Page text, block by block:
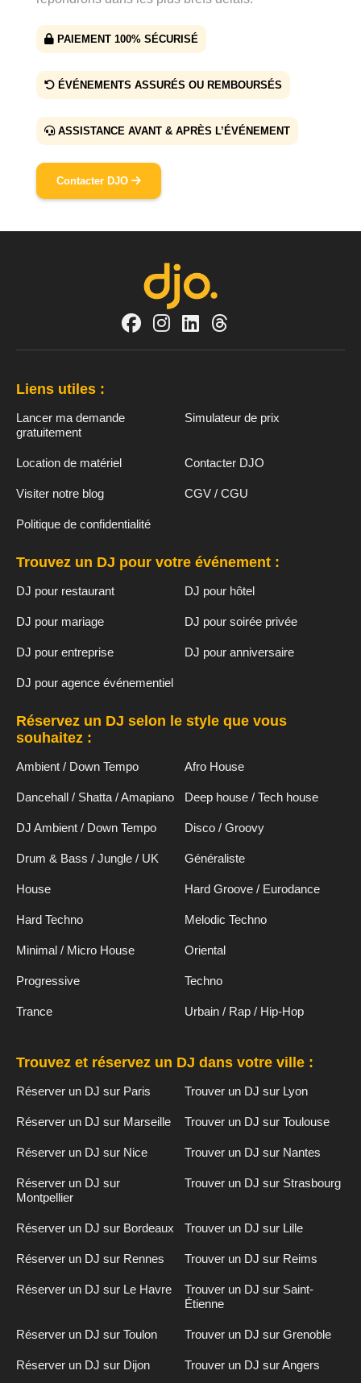
PAIEMENT 100% SÉCURISÉ
ÉVÉNEMENTS ASSURÉS OU REMBOURSÉS
ASSISTANCE AVANT & APRÈS L’ÉVÉNEMENT
Contacter DJO
Liens utiles :
Lancer ma demande
gratuitement
Simulateur de prix
Location de matériel Contacter DJO
Visiter notre blog CGV / CGU
Politique de confidentialité
Trouvez un DJ pour votre événement :
DJ pour restaurant DJ pour hôtel
DJ pour mariage DJ pour soirée privée
DJ pour entreprise DJ pour anniversaire
DJ pour agence événementiel
Réservez un DJ selon le style que vous
souhaitez :
Ambient / Down Tempo Afro House
Dancehall / Shatta / Amapiano Deep house / Tech house
DJ Ambient / Down Tempo Disco / Groovy
Drum & Bass / Jungle / UK Généraliste
House Hard Groove / Eurodance
Hard Techno Melodic Techno
Minimal / Micro House Oriental
Progressive Techno
Trance Urbain / Rap / Hip-Hop
Trouvez et réservez un DJ dans votre ville :
Réserver un DJ sur Paris Trouver un DJ sur Lyon
Réserver un DJ sur Marseille Trouver un DJ sur Toulouse
Réserver un DJ sur Nice Trouver un DJ sur Nantes
Réserver un DJ sur
Montpellier
Trouver un DJ sur Strasbourg
Réserver un DJ sur Bordeaux Trouver un DJ sur Lille
Réserver un DJ sur Rennes Trouver un DJ sur Reims
Réserver un DJ sur Le Havre
Trouver un DJ sur Saint-
Étienne
Réserver un DJ sur Toulon Trouver un DJ sur Grenoble
Réserver un DJ sur Dijon Trouver un DJ sur Angers